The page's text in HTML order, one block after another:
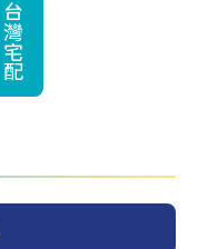
台灣宅配